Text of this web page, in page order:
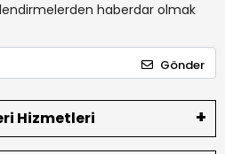
haberdar olmak
Gönder
Hizmetleri